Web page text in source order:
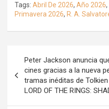
Tags: Abril De 2026, Año 2026,
Primavera 2026, R. A.
entradas
Peter Jackson anuncia
cines gracias a la nueva
tramas inéditas de
LORD OF THE RINGS: